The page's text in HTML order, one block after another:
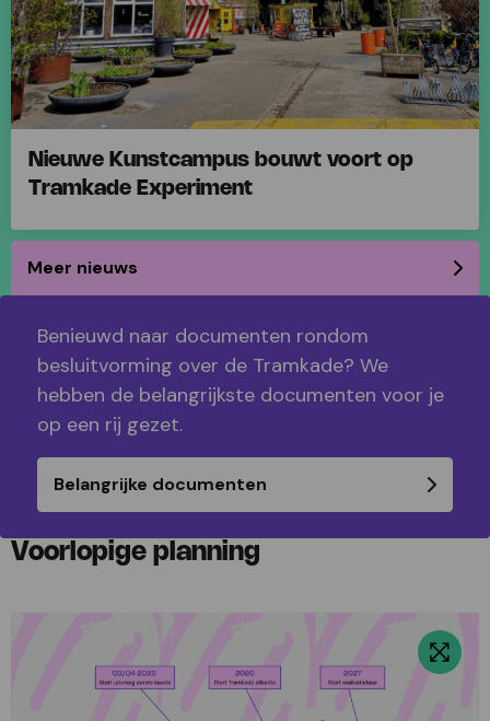
Nieuwe Kunstcampus bouwt voort op
Tramkade Experiment
Lees
meer
over
Kunstcampus
bouwt
voort
Experiment
Meer nieuws
Ga
het
nieuws
overzicht
Benieuwd naar documenten rondom
besluitvorming over de Tramkade? We
hebben de belangrijkste documenten voor je
op een rij gezet.
Belangrijke documenten
Voorlopige planning